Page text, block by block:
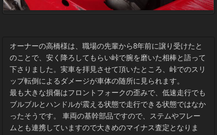
オーナーの高橋様は、職場の先輩から8年前に譲り受けたと
のことで、安く降ろしてもらい峠で腕を磨いた相棒と語って
下さりました。実車を拝見させて頂いたところ、峠でのスリ
ップ転倒によるダメージが車体の随所に見られます。
最も大きな損傷はフロントフォークの歪みで、低速走行でも
ブルブルとハンドルが震える状態で走行できる状態ではなか
ったそうです。 車両の基幹部品ですので、ステムやフレー
ムとも連携していますので大きめのマイナス査定となりま